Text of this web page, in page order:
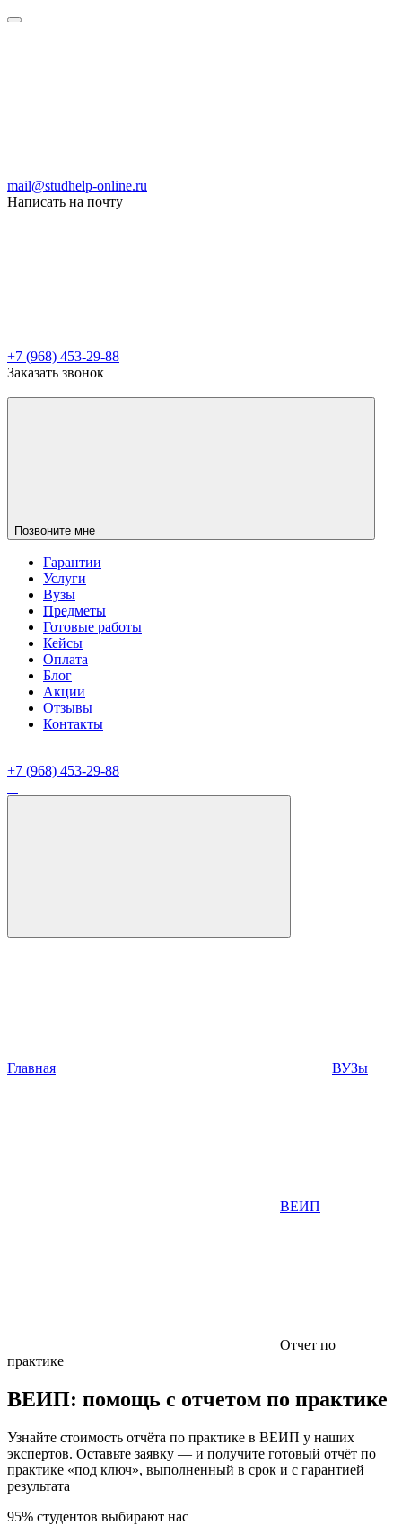
mail@studhelp-online.ru
Написать на почту
+7 (968) 453-29-88
Заказать звонок
Позвоните мне
Гарантии
Услуги
Вузы
Предметы
Готовые работы
Кейсы
Оплата
Блог
Акции
Отзывы
Контакты
+7 (968) 453-29-88
Главная ВУЗы
ВЕИП
Отчет по
практике
ВЕИП: помощь с отчетом по практике
Узнайте стоимость отчёта по практике в ВЕИП у наших
экспертов. Оставьте заявку — и получите готовый отчёт по
практике «под ключ», выполненный в срок и с гарантией
результата
95% студентов выбирают нас